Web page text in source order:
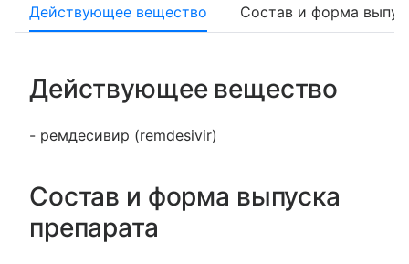
Действующее вещество Состав и форма
Действующее вещество
- ремдесивир (remdesivir)
Состав и форма выпуска
препарата